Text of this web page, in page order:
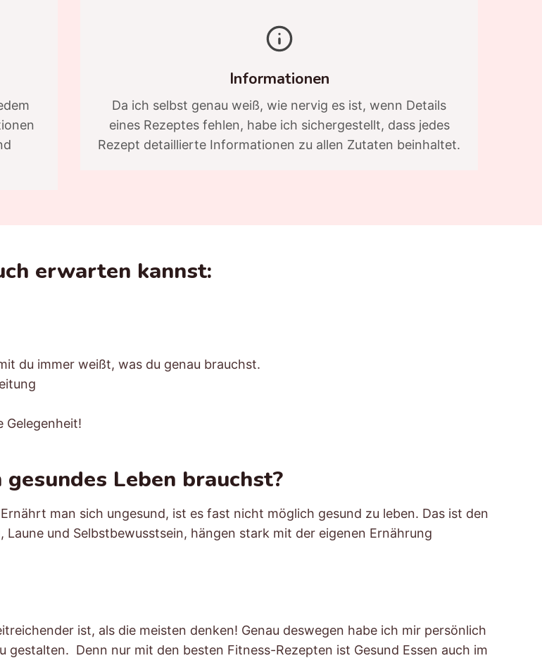
Informationen
Da ich selbst genau weiß, wie nervig es ist, wenn Details
eines Rezeptes fehlen, habe ich sichergestellt, dass jedes
Rezept detaillierte Informationen zu allen Zutaten beinhaltet.
erwarten kannst:
du immer weißt, was du genau brauchst.
Gelegenheit!
Leben brauchst?
man sich ungesund, ist es fast nicht möglich gesund zu leben. Das ist den
und Selbstbewusstsein, hängen stark mit der eigenen Ernährung
ist, als die meisten denken! Genau deswegen habe ich mir persönlich
Denn nur mit den besten Fitness-Rezepten ist Gesund Essen auch im